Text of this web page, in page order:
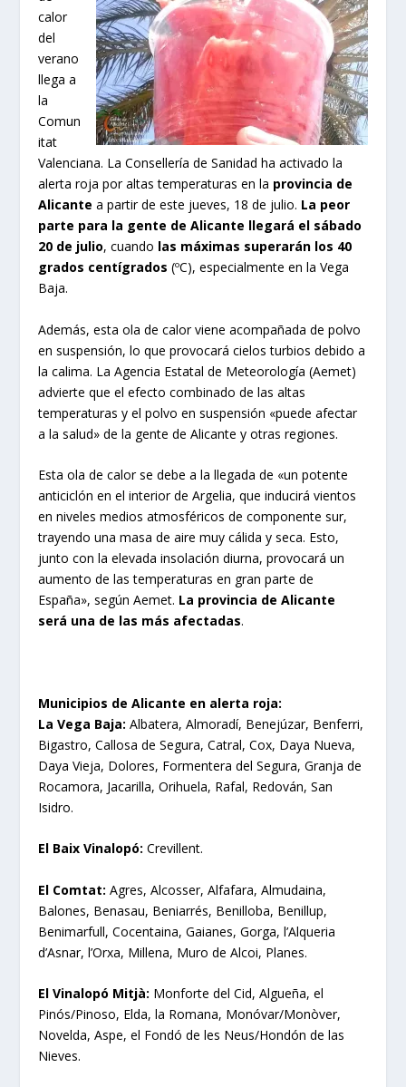
calor
del
verano
llega a
la
Comun
itat
Valenciana. La Consellería de Sanidad ha activado la
alerta roja por altas temperaturas en la provincia de
Alicante a partir de este jueves, 18 de julio. La peor
parte para la gente de Alicante llegará el sábado
20 de julio, cuando las máximas superarán los 40
grados centígrados (ºC), especialmente en la Vega
Baja.
Además, esta ola de calor viene acompañada de polvo
en suspensión, lo que provocará cielos turbios debido a
la calima. La Agencia Estatal de Meteorología (Aemet)
advierte que el efecto combinado de las altas
temperaturas y el polvo en suspensión «puede afectar
a la salud» de la gente de Alicante y otras regiones.
Esta ola de calor se debe a la llegada de «un potente
anticiclón en el interior de Argelia, que inducirá vientos
en niveles medios atmosféricos de componente sur,
trayendo una masa de aire muy cálida y seca. Esto,
junto con la elevada insolación diurna, provocará un
aumento de las temperaturas en gran parte de
España», según Aemet. La provincia de Alicante
será una de las más afectadas.
Municipios de Alicante en alerta roja:
La Vega Baja: Albatera, Almoradí, Benejúzar, Benferri,
Bigastro, Callosa de Segura, Catral, Cox, Daya Nueva,
Daya Vieja, Dolores, Formentera del Segura, Granja de
Rocamora, Jacarilla, Orihuela, Rafal, Redován, San
Isidro.
El Baix Vinalopó: Crevillent.
El Comtat: Agres, Alcosser, Alfafara, Almudaina,
Balones, Benasau, Beniarrés, Benilloba, Benillup,
Benimarfull, Cocentaina, Gaianes, Gorga, l’Alqueria
d’Asnar, l’Orxa, Millena, Muro de Alcoi, Planes.
El Vinalopó Mitjà: Monforte del Cid, Algueña, el
Pinós/Pinoso, Elda, la Romana, Monóvar/Monòver,
Novelda, Aspe, el Fondó de les Neus/Hondón de las
Nieves.